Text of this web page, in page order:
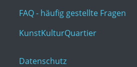
FAQ - häufig gestellte Fragen
KunstKulturQuartier
Datenschutz